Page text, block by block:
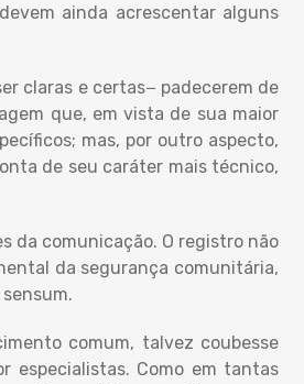
ainda acrescentar alguns
claras e certas− padecerem de
que, em vista de sua maior
mas, por outro aspecto,
de seu caráter mais técnico,
da comunicação. O registro não
da segurança comunitária,
comum, talvez coubesse
especialistas. Como em tantas